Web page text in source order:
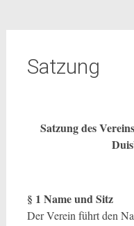
Satzung
Satzung des
§ 1 Name und Sitz
Der Verein führt den